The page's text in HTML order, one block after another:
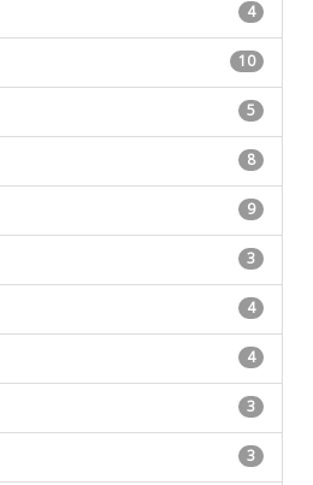
4
10
5
8
9
3
4
4
3
3